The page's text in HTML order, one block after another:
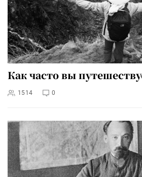
Как часто вы
1514 0